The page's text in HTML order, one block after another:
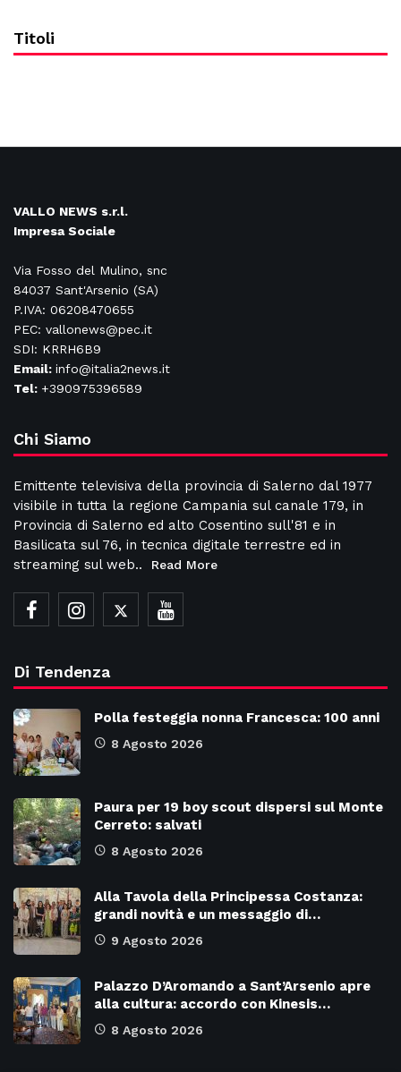
Titoli
VALLO NEWS s.r.l.
Impresa Sociale
Via Fosso del Mulino, snc
84037 Sant'Arsenio (SA)
P.IVA: 06208470655
PEC: vallonews@pec.it
SDI: KRRH6B9
Email: info@italia2news.it
Tel: +390975396589
Chi Siamo
Emittente televisiva della provincia di Salerno dal 1977
visibile in tutta la regione Campania sul canale 179, in
Provincia di Salerno ed alto Cosentino sull'81 e in
Basilicata sul 76, in tecnica digitale terrestre ed in
streaming sul web..
Read More
Di Tendenza
Polla festeggia nonna Francesca: 100 anni
8 Agosto 2026
Paura per 19 boy scout dispersi sul Monte
Cerreto: salvati
8 Agosto 2026
Alla Tavola della Principessa Costanza:
grandi novità e un messaggio di…
9 Agosto 2026
Palazzo D’Aromando a Sant’Arsenio apre
alla cultura: accordo con Kinesis…
8 Agosto 2026